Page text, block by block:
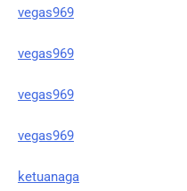
vegas969
vegas969
vegas969
vegas969
ketuanaga